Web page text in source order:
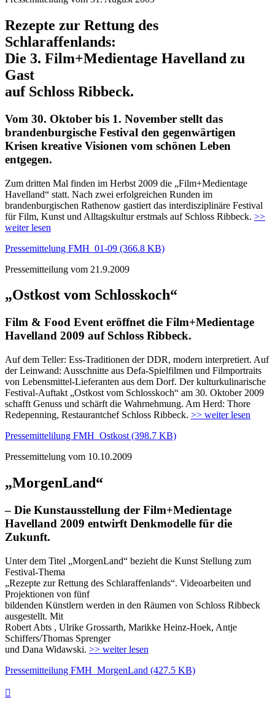
Rezepte zur Rettung des
Schlaraffenlands:
Die 3. Film+Medientage Havelland zu
Gast
auf Schloss Ribbeck.
Vom 30. Oktober bis 1. November stellt das
brandenburgische Festival den gegenwärtigen
Krisen kreative Visionen vom schönen Leben
entgegen.
Zum dritten Mal finden im Herbst 2009 die „Film+Medientage
Havelland“ statt. Nach zwei erfolgreichen Runden im
brandenburgischen Rathenow gastiert das interdisziplinäre Festival
für Film, Kunst und Alltagskultur erstmals auf Schloss Ribbeck. >>
weiter lesen
Pressemittelung FMH_01-09 (366.8 KB)
Pressemitteilung vom 21.9.2009
„Ostkost vom Schlosskoch“
Film & Food Event eröffnet die Film+Medientage
Havelland 2009 auf Schloss Ribbeck.
Auf dem Teller: Ess-Traditionen der DDR, modern interpretiert. Auf
der Leinwand: Ausschnitte aus Defa-Spielfilmen und Filmportraits
von Lebensmittel-Lieferanten aus dem Dorf. Der kulturkulinarische
Festival-Auftakt „Ostkost vom Schlosskoch“ am 30. Oktober 2009
schafft Genuss und schärft die Wahrnehmung. Am Herd: Thore
Redepenning, Restaurantchef Schloss Ribbeck. >> weiter lesen
Pressemittelilung FMH_Ostkost (398.7 KB)
Pressemittelung vom 10.10.2009
„MorgenLand“
– Die Kunstausstellung der Film+Medientage
Havelland 2009 entwirft Denkmodelle für die
Zukunft.
Unter dem Titel „MorgenLand“ bezieht die Kunst Stellung zum
Festival-Thema
„Rezepte zur Rettung des Schlaraffenlands“. Videoarbeiten und
Projektionen von fünf
bildenden Künstlern werden in den Räumen von Schloss Ribbeck
ausgestellt. Mit
Robert Abts , Ulrike Grossarth, Marikke Heinz-Hoek, Antje
Schiffers/Thomas Sprenger
und Dana Widawski. >> weiter lesen
Pressemitteilung FMH_MorgenLand (427.5 KB)
